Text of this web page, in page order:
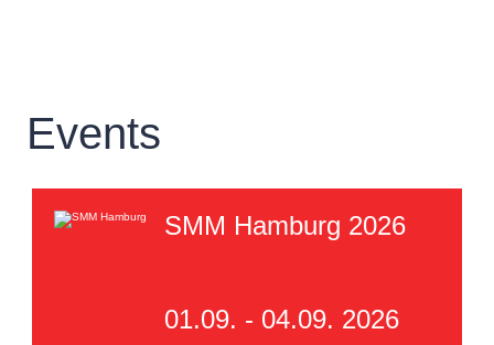
Events
SMM Hamburg 2026
01.09. - 04.09. 2026